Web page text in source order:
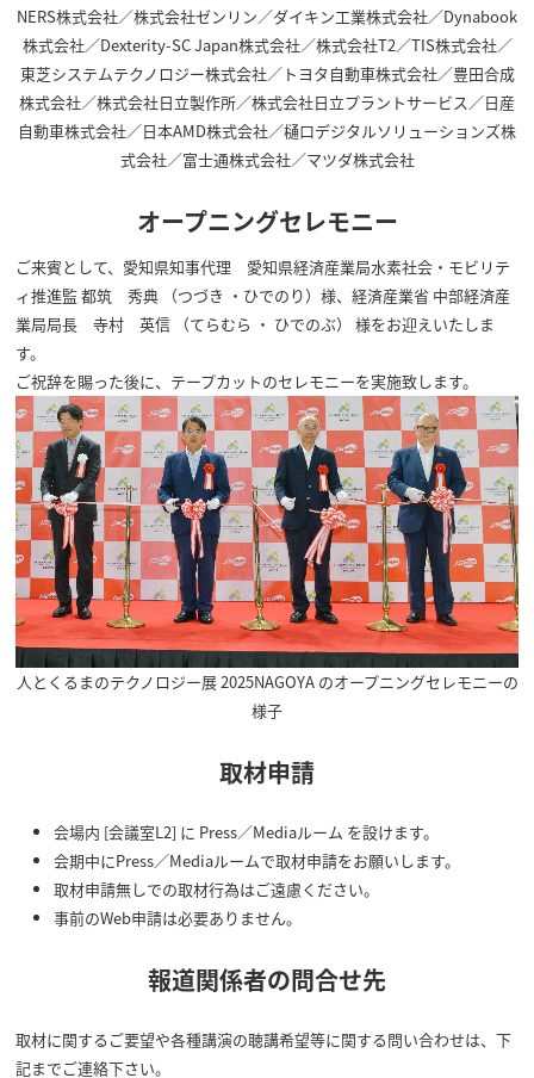
NERS株式会社／株式会社ゼンリン／ダイキン工業株式会社／Dynabook
株式会社／Dexterity-SC Japan株式会社／株式会社T2／TIS株式会社／
東芝システムテクノロジー株式会社／トヨタ自動車株式会社／豊田合成
株式会社／株式会社日立製作所／株式会社日立プラントサービス／日産
自動車株式会社／日本AMD株式会社／樋口デジタルソリューションズ株
式会社／富士通株式会社／マツダ株式会社
オープニングセレモニー
ご来賓として、愛知県知事代理 愛知県経済産業局水素社会・モビリテ
ィ推進監 都筑 秀典 （つづき ・ひでのり）様、経済産業省 中部経済産
業局局長 寺村 英信 （てらむら ・ ひでのぶ） 様をお迎えいたしま
す。
ご祝辞を賜った後に、テープカットのセレモニーを実施致します。
人とくるまのテクノロジー展 2025NAGOYA のオープニングセレモニーの
様子
取材申請
会場内 [会議室L2] に Press／Mediaルーム を設けます。
会期中にPress／Mediaルームで取材申請をお願いします。
取材申請無しでの取材行為はご遠慮ください。
事前のWeb申請は必要ありません。
報道関係者の問合せ先
取材に関するご要望や各種講演の聴講希望等に関する問い合わせは、下
記までご連絡下さい。